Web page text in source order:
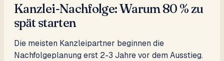
Kanzlei-Nachfolge: Warum 80 % zu
spät starten
Die meisten Kanzleipartner beginnen die
Nachfolgeplanung erst 2-3 Jahre vor dem Ausstieg.